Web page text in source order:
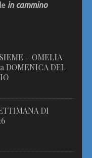
in cammino
– OMELIA
DOMENICA DEL
DI